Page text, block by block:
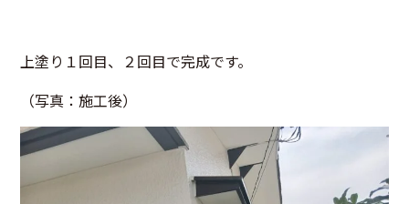
上塗り１回目、２回目で完成です。
（写真：施工後）